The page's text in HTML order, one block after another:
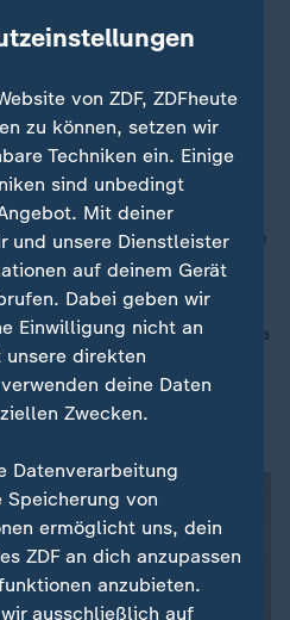
jetzt Mutter
Bekannte
und Jugendlichen
der Tat eine Beziehung
Opfern, die die Täter für ihre
kannte seine Peiniger etwa
Freundes- oder
kann dies zu besonders
von ZDF, ZDFheute
zu können, setzen wir
Techniken ein. Einige
sind unbedingt
Mit deiner
und unsere Dienstleister
auf deinem Gerät
Dabei geben wir
Einwilligung nicht an
direkten
deine Daten
Zwecken.
Datenverarbeitung
Speicherung von
ermöglicht uns, dein
ZDF an dich anzupassen
anzubieten.
ausschließlich auf